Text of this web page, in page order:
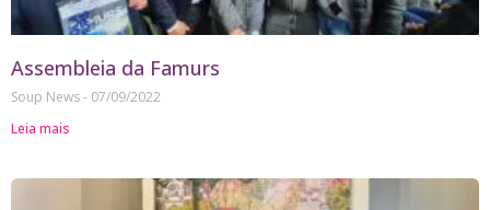
Assembleia da Famurs
Soup News
07/09/2022
Leia mais